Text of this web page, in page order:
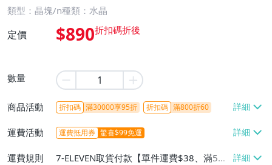
類型：晶塊/n種類：水晶
定價 $890
數量
商品活動 折扣碼 滿30000享95折 折扣碼 滿800折60
運費活動 運費抵用券 驚喜$99免運
運費規則
7-ELEVEN取貨付款【單件運費$38、滿5件